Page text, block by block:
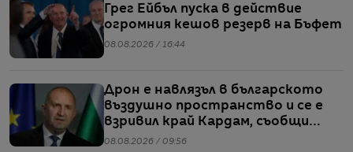
Грег Ейбъл пуска в действие
огромния кешов резерв на Бъфет
08.08.2026 / 16:44
Дрон е навлязъл в българското
въздушно пространство и се е
взривил край Кардам, съобщи
Радев
08.08.2026 / 09:56